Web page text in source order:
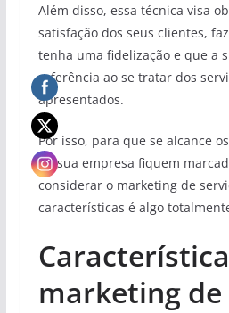
Além disso, essa técnica visa
satisfação dos seus clientes,
tenha uma fidelização e que a
referência ao se tratar dos
apresentados.
Por isso, para que se alcance
da sua empresa fiquem
considerar o marketing de
características é algo
marketing de